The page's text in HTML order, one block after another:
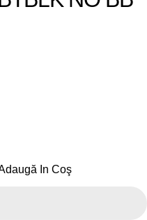
Angrenaj Bicicleta
Pentru Angrenaj
In Coş